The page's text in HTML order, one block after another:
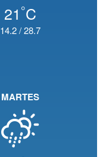
21 °C
14.2/28.7
MARTES